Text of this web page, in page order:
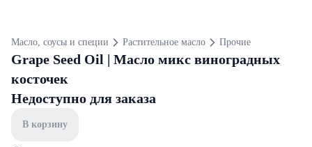
Масло, соусы и специи Растительное масло Прочие
Grape Seed Oil | Масло микс виноградных
косточек
Недоступно для заказа
В корзину